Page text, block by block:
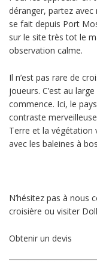
déranger, partez
se fait depuis Port
sur le site très tot le
observation calme.
Il n’est pas rare de
joueurs. C’est au
commence. Ici, le
contraste
Terre et la végétation
avec les baleines à
N’hésitez pas à
croisière ou visiter
Obtenir un devis